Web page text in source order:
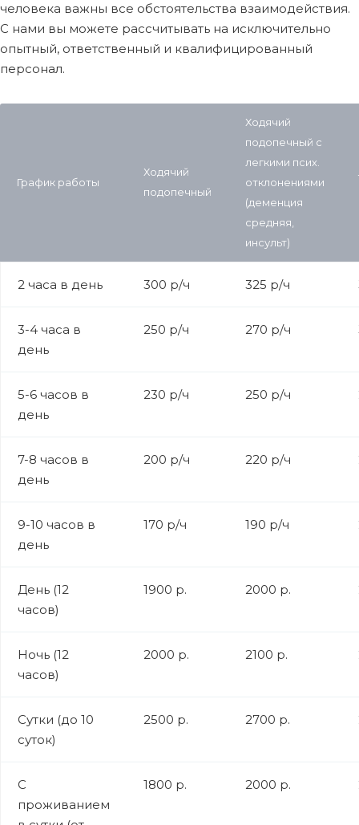
человека важны все обстоятельства взаимодействия.
С нами вы можете рассчитывать на исключительно
опытный, ответственный и квалифицированный
персонал.
График работы
Ходячий
подопечный
Ходячий
подопечный с
легкими псих.
отклонениями
(деменция
средняя,
инсульт)
2 часа в день 300 р/ч 325 р/ч
3-4 часа в
день
250 р/ч 270 р/ч
5-6 часов в
день
230 р/ч 250 р/ч
7-8 часов в
день
200 р/ч 220 р/ч
9-10 часов в
день
170 р/ч 190 р/ч
День (12
часов)
1900 р. 2000 р.
Ночь (12
часов)
2000 р. 2100 р.
Сутки (до 10
суток)
2500 р. 2700 р.
С
проживанием
1800 р. 2000 р.